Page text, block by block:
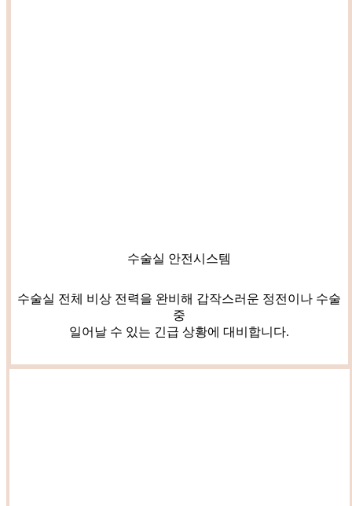
수술실 안전시스템
수술실 전체 비상 전력을 완비해 갑작스러운 정전이나 수술
중
일어날 수 있는 긴급 상황에 대비합니다.